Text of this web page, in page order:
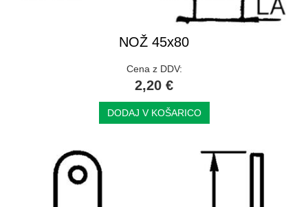
NOŽ 45x80
Cena z DDV:
2,20 €
DODAJ V KOŠARICO